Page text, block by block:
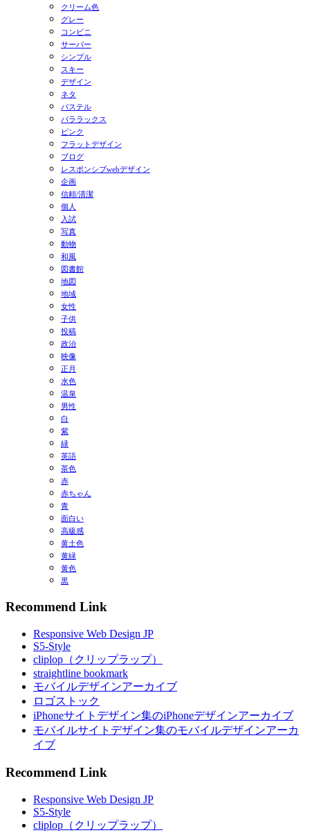
クリーム色
グレー
コンビニ
サーバー
シンプル
スキー
デザイン
ネタ
パステル
パララックス
ピンク
フラットデザイン
ブログ
レスポンシブwebデザイン
企画
信頼/清潔
個人
入試
写真
動物
和風
図書館
地図
地域
女性
子供
投稿
政治
映像
正月
水色
温泉
男性
白
紫
緑
英語
茶色
赤
赤ちゃん
青
面白い
高級感
黄土色
黄緑
黄色
黒
Recommend Link
Responsive Web Design JP
S5-Style
cliplop（クリップラップ）
straightline bookmark
モバイルデザインアーカイブ
ロゴストック
iPhoneサイトデザイン集のiPhoneデザインアーカイブ
モバイルサイトデザイン集のモバイルデザインアーカ
イブ
Recommend Link
Responsive Web Design JP
S5-Style
cliplop（クリップラップ）